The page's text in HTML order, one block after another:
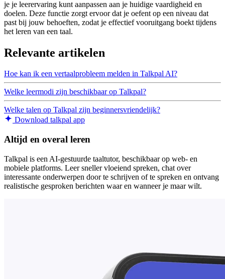
je je leerervaring kunt aanpassen aan je huidige vaardigheid en
doelen. Deze functie zorgt ervoor dat je oefent op een niveau dat
past bij jouw behoeften, zodat je effectief vooruitgang boekt tijdens
het leren van een taal.
Relevante artikelen
Hoe kan ik een vertaalprobleem melden in Talkpal AI?
Welke leermodi zijn beschikbaar op Talkpal?
Welke talen op Talkpal zijn beginnersvriendelijk?
Download talkpal app
Altijd en overal leren
Talkpal is een AI-gestuurde taaltutor, beschikbaar op web- en
mobiele platforms. Leer sneller vloeiend spreken, chat over
interessante onderwerpen door te schrijven of te spreken en ontvang
realistische gesproken berichten waar en wanneer je maar wilt.